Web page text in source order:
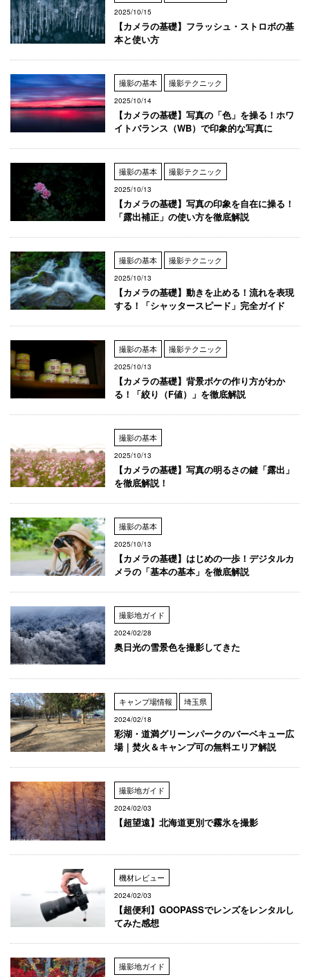
2025/10/15
【カメラの基礎】フラッシュ・ストロボの基
本と使い方
撮影の基本 撮影テクニック
2025/10/14
【カメラの基礎】写真の「色」を操る！ホワ
イトバランス（WB）で印象的な写真に
撮影の基本 撮影テクニック
2025/10/13
【カメラの基礎】写真の印象を自在に操る！
「露出補正」の使い方を徹底解説
撮影の基本 撮影テクニック
2025/10/13
【カメラの基礎】動きを止める！流れを表現
する！「シャッタースピード」完全ガイド
撮影の基本 撮影テクニック
2025/10/13
【カメラの基礎】背景ボケの作り方がわか
る！「絞り（F値）」を徹底解説
撮影の基本
2025/10/13
【カメラの基礎】写真の明るさの鍵「露出」
を徹底解説！
撮影の基本
2025/10/13
【カメラの基礎】はじめの一歩！デジタルカ
メラの「基本の基本」を徹底解説
撮影地ガイド
2024/02/28
奥日光の雪景色を撮影してきた
キャンプ場情報 埼玉県
2024/02/18
彩湖・道満グリーンパークのバーベキュー広
場｜焚火＆キャンプ可の無料エリア解説
撮影地ガイド
2024/02/03
【超望遠】北海道更別で霧氷を撮影
機材レビュー
2024/02/03
【超便利】GOOPASSでレンズをレンタルし
てみた感想
撮影地ガイド